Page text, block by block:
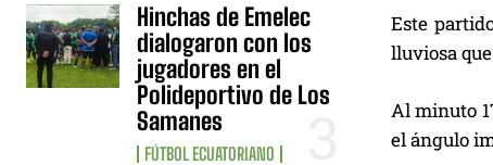
Hinchas de Emelec
dialogaron con los
jugadores en el
Polideportivo de Los
Samanes
FÚTBOL ECUATORIANO
Este
lluviosa
Al minuto
el ángulo